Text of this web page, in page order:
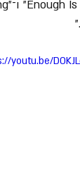
youtu.be/